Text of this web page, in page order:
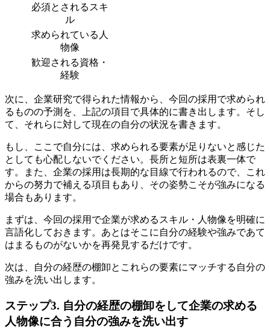
必須とされるスキ
ル
求められている人
物像
歓迎される資格・
経験
次に、企業研究で得られた情報から、今回の採用で求められ
るものの予測を、上記の項目で具体的に書き出します。そし
て、それらに対して現在の自分の状況を書きます。
もし、ここで自分には、求められる要素が足りないと感じた
としても心配しないでください。長所と短所は表裏一体で
す。また、企業の採用は長期的な目線で行われるので、これ
からの努力で補える項目もあり、その姿勢こそが強みになる
場合もあります。
まずは、今回の採用で企業が求めるスキル・人物像を明確に
言語化しておきます。あとはそこに自分の経験や強みであて
はまるものがないかを再発見するだけです。
次は、自分の経歴の棚卸とこれらの要素にマッチする自分の
強みを洗い出します。
ステップ3. 自分の経歴の棚卸をして企業の求める
人物像に合う自分の強みを洗い出す